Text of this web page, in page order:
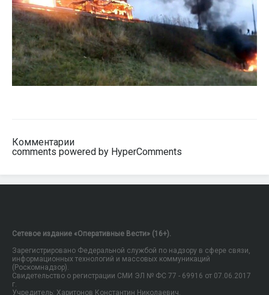
Комментарии
comments powered by HyperComments
Сетевое издание «Оперативные Вести» (16+).
Зарегистрировано Федеральной службой по надзору в сфере связи,
информационных технологий и массовых коммуникаций
(Роскомнадзор).
Свидетельство о регистрации СМИ ЭЛ № ФС 77 - 69916 от 07.06.2017
г.
Учредитель: Харитонов Константин Николаевич.